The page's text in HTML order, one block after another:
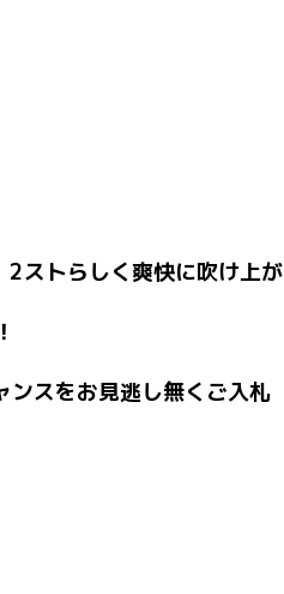
ストらしく爽快に吹け上が
スをお見逃し無くご入札